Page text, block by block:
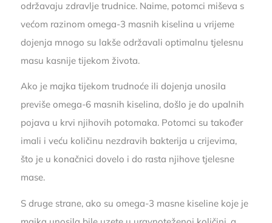
održavaju zdravlje trudnice. Naime, potomci miševa s
većom razinom omega-3 masnih kiselina u vrijeme
dojenja mnogo su lakše održavali optimalnu tjelesnu
masu kasnije tijekom života.
Ako je majka tijekom trudnoće ili dojenja unosila
previše omega-6 masnih kiselina, došlo je do upalnih
pojava u krvi njihovih potomaka. Potomci su također
imali i veću količinu nezdravih bakterija u crijevima,
što je u konačnici dovelo i do rasta njihove tjelesne
mase.
S druge strane, ako su omega-3 masne kiseline koje je